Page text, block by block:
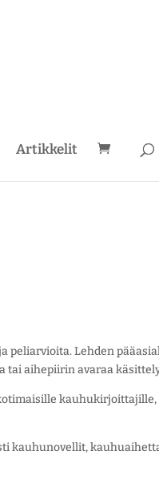
Artikkelit
peliarvioita. Lehden
tai aihepiirin avaraa
kauhunovellit,